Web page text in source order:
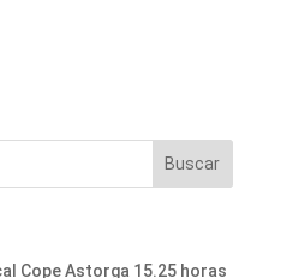
Cope Astorga 15.25 horas